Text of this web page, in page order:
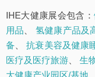
IHE大健康展会包含：
用品
氢健康产品及
备 、抗衰美容及健康
医疗及医疗旅游
生
大健康产业园区/基地